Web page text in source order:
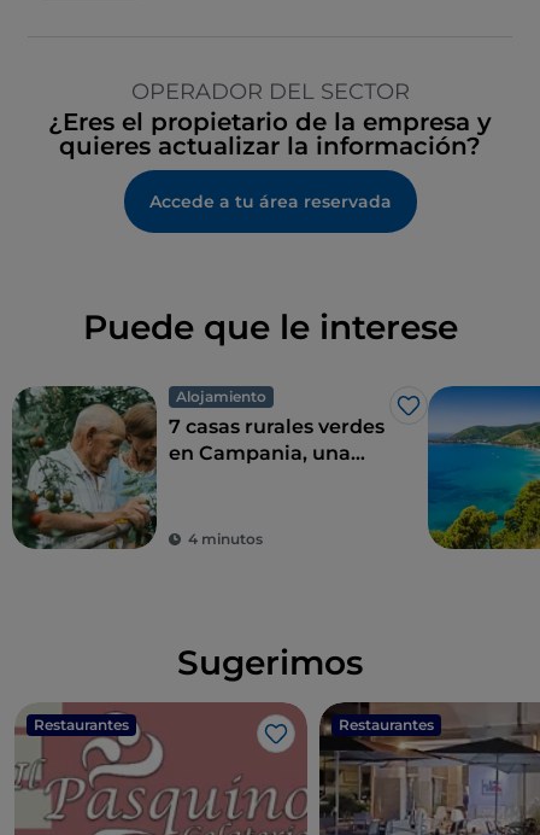
OPERADOR DEL SECTOR
¿Eres el propietario de la empresa y
quieres actualizar la información?
Accede a tu área reservada
Puede que le interese
Alojamiento
Me gusta
7 casas rurales verdes
en Campania, una
y sabor
4 minutos
Sugerimos
Restaurantes
Me gusta
Restaurantes